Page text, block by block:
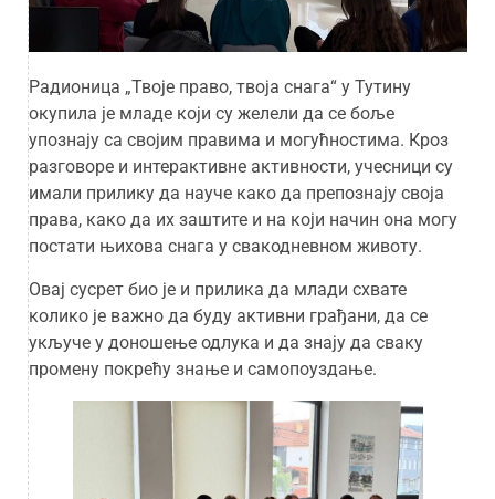
Радионица „Твоје право, твоја снага“ у Тутину
окупила је младе који су желели да се боље
упознају са својим правима и могућностима. Кроз
разговоре и интерактивне активности, учесници су
имали прилику да науче како да препознају своја
права, како да их заштите и на који начин она могу
постати њихова снага у свакодневном животу.
Овај сусрет био је и прилика да млади схвате
колико је важно да буду активни грађани, да се
укључе у доношење одлука и да знају да сваку
промену покрећу знање и самопоуздање.